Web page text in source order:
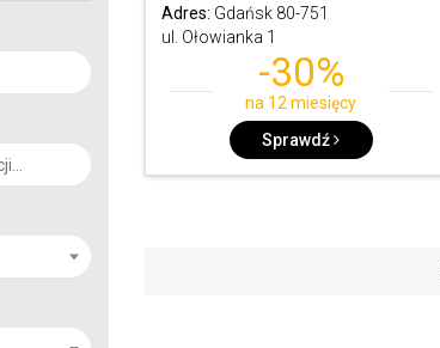
Adres: Gdańsk 80-751
ul. Ołowianka 1
-30%
na 12 miesięcy
Sprawdź